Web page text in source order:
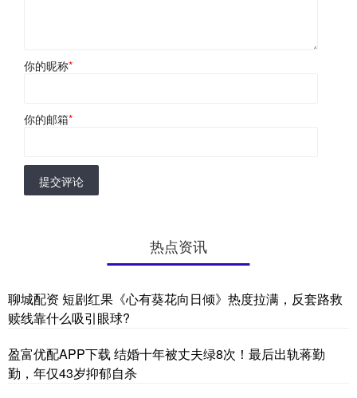
你的昵称*
你的邮箱*
提交评论
热点资讯
聊城配资 短剧红果《心有葵花向日倾》热度拉满，反套路救
赎线靠什么吸引眼球?
盈富优配APP下载 结婚十年被丈夫绿8次！最后出轨蒋勤
勤，年仅43岁抑郁自杀